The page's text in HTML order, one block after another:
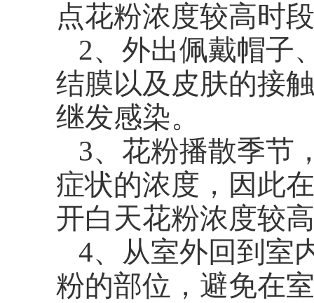
点花粉浓度较高时
2、外出佩戴帽子
结膜以及皮肤的接
继发感染。
3、花粉播散季节
症状的浓度，因此
开白天花粉浓度较
4、从室外回到室
粉的部位，避免在